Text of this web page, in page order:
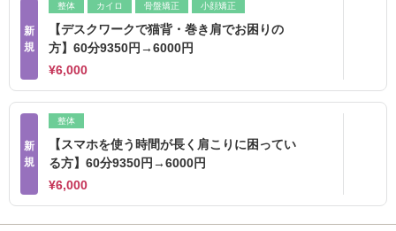
新
規
整体 カイロ 骨盤矯正 小顔矯正
【デスクワークで猫背・巻き肩でお困りの
方】60分9350円→6000円
¥6,000
新
規
整体
【スマホを使う時間が長く肩こりに困ってい
る方】60分9350円→6000円
¥6,000